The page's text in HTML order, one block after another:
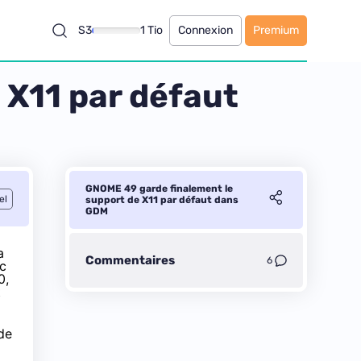
S3 1 Tio Connexion Premium
par défaut
GNOME 49 garde finalement le
support de X11 par défaut dans
GDM
Commentaires 6